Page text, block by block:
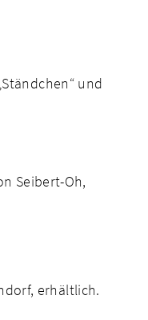
und
Seibert-Oh,
erhältlich.